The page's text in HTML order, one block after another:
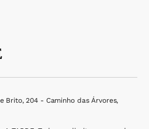
Brito, 204 - Caminho das Árvores,